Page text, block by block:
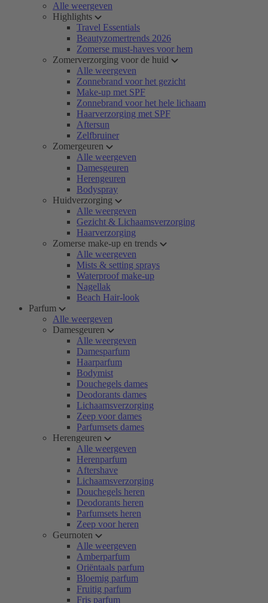
Alle weergeven
Highlights
Travel Essentials
Beautyzomertrends 2026
Zomerse must-haves voor hem
Zomerverzorging voor de huid
Alle weergeven
Zonnebrand voor het gezicht
Make-up met SPF
Zonnebrand voor het hele lichaam
Haarverzorging met SPF
Aftersun
Zelfbruiner
Zomergeuren
Alle weergeven
Damesgeuren
Herengeuren
Bodyspray
Huidverzorging
Alle weergeven
Gezicht & Lichaamsverzorging
Haarverzorging
Zomerse make-up en trends
Alle weergeven
Mists & setting sprays
Waterproof make-up
Nagellak
Beach Hair-look
Parfum
Alle weergeven
Damesgeuren
Alle weergeven
Damesparfum
Haarparfum
Bodymist
Douchegels dames
Deodorants dames
Lichaamsverzorging
Zeep voor dames
Parfumsets dames
Herengeuren
Alle weergeven
Herenparfum
Aftershave
Lichaamsverzorging
Douchegels heren
Deodorants heren
Parfumsets heren
Zeep voor heren
Geurnoten
Alle weergeven
Amberparfum
Oriëntaals parfum
Bloemig parfum
Fruitig parfum
Fris parfum